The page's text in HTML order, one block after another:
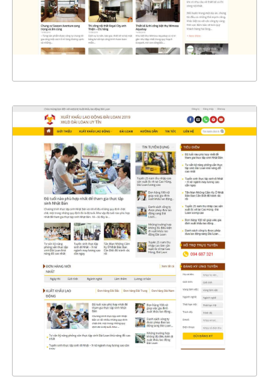
CHI TIẾT
XEM THỰC TẾ
4360
CHI TIẾT
XEM THỰC TẾ